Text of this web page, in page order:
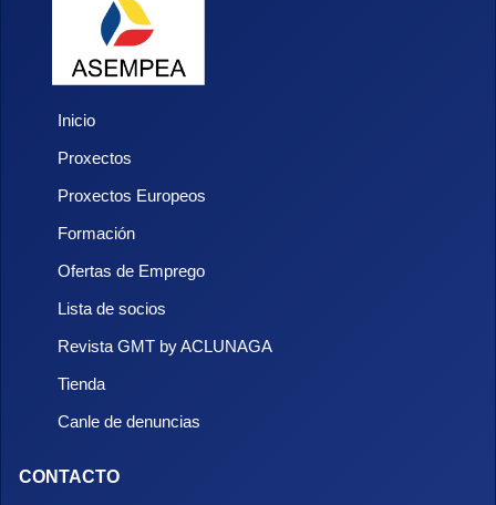
Inicio
Proxectos
Proxectos Europeos
Formación
Ofertas de Emprego
Lista de socios
Revista GMT by ACLUNAGA
Tienda
Canle de denuncias
CONTACTO